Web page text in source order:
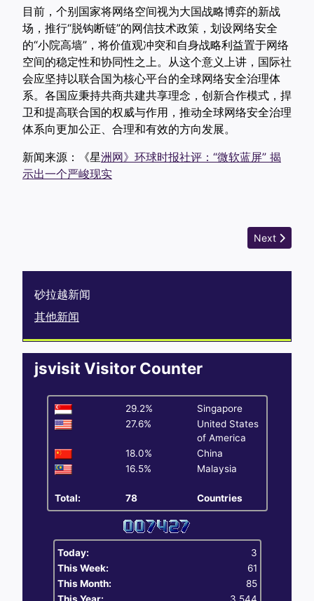
目前，个别国家将网络空间视为大国战略博弈的新战
场，推行“脱钩断链”的网信技术政策，划设网络安全
的“小院高墙”，将价值观冲突和自身战略利益置于网络
空间的稳定性和协同性之上。从这个意义上讲，国际社
会应坚持以联合国为核心平台的全球网络安全治理体
系。各国应秉持共商共建共享理念，创新合作模式，捍
卫和提高联合国的权威与作用，推动全球网络安全治理
体系向更加公正、合理和有效的方向发展。
新闻来源：《星洲网》环球时报社评：“微软蓝屏” 揭
示出一个严峻现实
Next article:
Next
砂拉越新闻
其他新闻
jsvisit Visitor Counter
29.2%
Singapore
27.6%
United States
of America
18.0%
China
16.5%
Malaysia
Total: 78 Countries
Today:
3
This Week:
61
This Month:
85